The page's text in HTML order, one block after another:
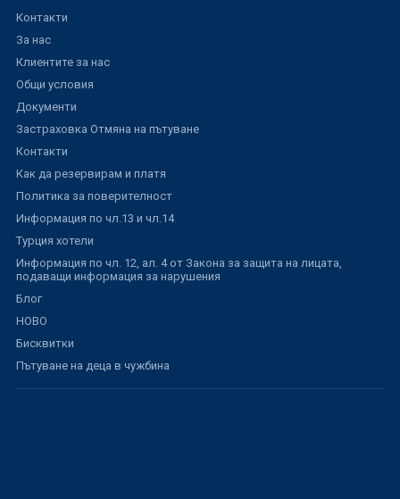
Контакти
За нас
Клиентите за нас
Общи условия
Документи
Застраховка Отмяна на пътуване
Контакти
Как да резервирам и платя
Политика за поверителност
Информация по чл.13 и чл.14
Турция хотели
Информация по чл. 12, ал. 4 от Закона за защита на лицата,
подаващи информация за нарушения
Блог
НОВО
Бисквитки
Пътуване на деца в чужбина